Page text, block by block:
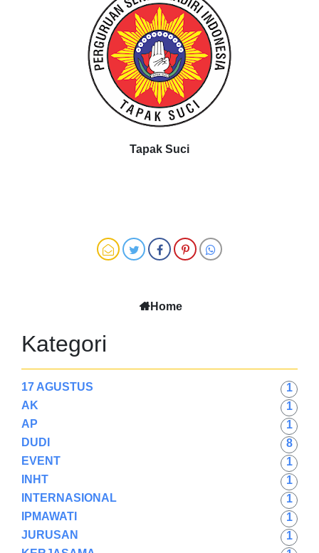
Tapak Suci
Home
Kategori
17 AGUSTUS
1
AK
1
AP
1
DUDI
8
EVENT
1
INHT
1
INTERNASIONAL
1
IPMAWATI
1
JURUSAN
1